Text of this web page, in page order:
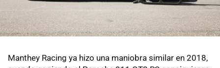
Manthey Racing ya hizo una maniobra similar en 2018,